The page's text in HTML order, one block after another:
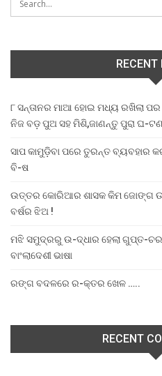
RECENT
୮ ସନ୍ତାନର ମାଆ ହୋଇ ମଧ୍ୟ ରଖିଲା
ନିଜ ବଡ଼ ପୁଅ ସହ ମିଶି,ଜାଣନ୍ତୁ ପୁରା ଘ-
ସାପ କାମୁଡ଼ିବା ପରେ ତୁରନ୍ତ
ବି-ଷ
ଉତ୍ତର କୋରିଆର ଶାସକ କିମ ଜୋଙ୍ଗ
ବର୍ଷର ଝିଅ !
ମଝି ସମୁଦ୍ରରୁ ଉ-ଦ୍ଧାର ହେଲା ଗୁପ୍ତ-ଚର
ବାଂଲାଦେଶୀ ଭାଷା
ରଙ୍ଗ ବଦଳରେ ର-କ୍ତର ଖେଳ …..
RECENT